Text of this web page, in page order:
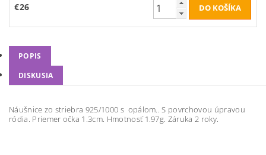
€26
POPIS
DISKUSIA
Náušnice zo striebra 925/1000 s opálom.. S povrchovou úpravou
ródia. Priemer očka 1.3cm. Hmotnosť 1.97g. Záruka 2 roky.